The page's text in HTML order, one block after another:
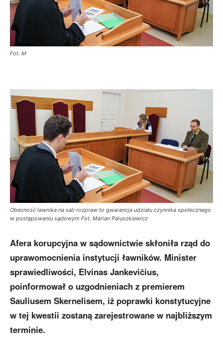
Fot. M
Obecność ławnika na sali rozpraw to gwarancja udziału czynnika społecznego
w postępowaniu sądowym Fot. Marian Paluszkiewicz
Afera korupcyjna w sądownictwie skłoniła rząd do
uprawomocnienia instytucji ławników. Minister
sprawiedliwości, Elvinas Jankevičius,
poinformował o uzgodnieniach z premierem
Sauliusem Skernelisem, iż poprawki konstytucyjne
w tej kwestii zostaną zarejestrowane w najbliższym
terminie.